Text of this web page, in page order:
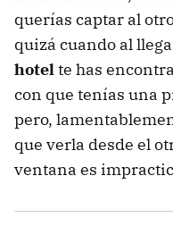
querías captar al
quizá cuando al
hotelte has
con que tenías una
pero,
que verla desde el
ventana es